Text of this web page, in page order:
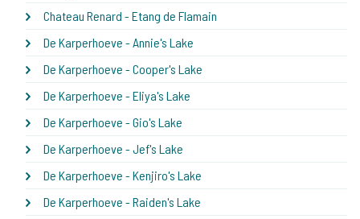
Chateau Renard - Etang de Flamain
De Karperhoeve - Annie's Lake
De Karperhoeve - Cooper's Lake
De Karperhoeve - Eliya's Lake
De Karperhoeve - Gio's Lake
De Karperhoeve - Jef's Lake
De Karperhoeve - Kenjiro's Lake
De Karperhoeve - Raiden's Lake